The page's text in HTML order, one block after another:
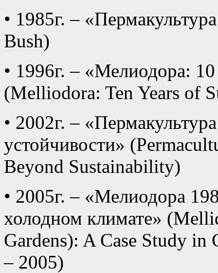
• 1985г. –
Bush)
• 1996г. – «Мелиодора:
(Melliodora: Ten Years of
• 2002г. –
устойчивости»
Beyond Sustainability)
• 2005г. – «Мелиодора
холодном климате»
Gardens): A Case Study
– 2005)